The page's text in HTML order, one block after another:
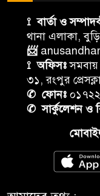
⟟ বার্তা ও
থানা এলাকা,
📨
⟟ অফিসঃসমবায়
৩১, রংপুর
✆ ফোনঃ
✆ সার্কুলেশন ও